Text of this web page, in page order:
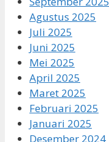
Agustus 2025
Juli 2025
Juni 2025
Mei 2025
April 2025
Maret 2025
Februari 2025
Januari 2025
Desember 2024